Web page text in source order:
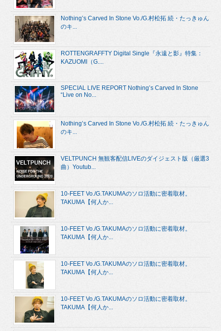
Nothing’s Carved In Stone Vo./G.村松拓 続・たっきゅん
のキ...
ROTTENGRAFFTY Digital Single『永遠と影』特集：
KAZUOMI（G....
SPECIAL LIVE REPORT Nothing’s Carved In Stone
“Live on No...
Nothing’s Carved In Stone Vo./G.村松拓 続・たっきゅん
のキ...
VELTPUNCH 無観客配信LIVEのダイジェスト版（厳選3
曲）Youtub...
10-FEET Vo./G.TAKUMAのソロ活動に密着取材。
TAKUMA【何人か...
10-FEET Vo./G.TAKUMAのソロ活動に密着取材。
TAKUMA【何人か...
10-FEET Vo./G.TAKUMAのソロ活動に密着取材。
TAKUMA【何人か...
10-FEET Vo./G.TAKUMAのソロ活動に密着取材。
TAKUMA【何人か...